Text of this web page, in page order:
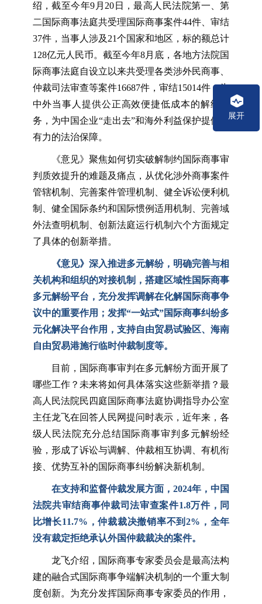
绍，截至今年9月20日，最高人民法院第一、第
二国际商事法庭共受理国际商事案件44件、审结
37件，当事人涉及21个国家和地区，标的额总计
128亿元人民币。截至今年8月底，各地方法院国
际商事法庭自设立以来共受理各类涉外民商事、
仲裁司法审查等案件16687件，审结15014件，为
中外当事人提供公正高效便捷低成本的解纷服
务，为中国企业“走出去”和海外利益保护提供强
有力的法治保障。
《意见》聚焦如何切实破解制约国际商事审
判质效提升的难题及痛点，从优化涉外商事案件
管辖机制、完善案件管理机制、健全诉讼便利机
制、健全国际条约和国际惯例适用机制、完善域
外法查明机制、创新法庭运行机制六个方面规定
了具体的创新举措。
《意见》深入推进多元解纷，明确完善与相
关机构和组织的对接机制，搭建区域性国际商事
多元解纷平台，充分发挥调解在化解国际商事争
议中的重要作用；发挥“一站式”国际商事纠纷多
元化解决平台作用，支持自由贸易试验区、海南
自由贸易港施行临时仲裁制度等。
目前，国际商事审判在多元解纷方面开展了
哪些工作？未来将如何具体落实这些新举措？最
高人民法院民四庭国际商事法庭协调指导办公室
主任龙飞在回答人民网提问时表示，近年来，各
级人民法院充分总结国际商事审判多元解纷经
验，形成了诉讼与调解、仲裁相互协调、有机衔
接、优势互补的国际商事纠纷解决新机制。
在支持和监督仲裁发展方面，2024年，中国
法院共审结商事仲裁司法审查案件1.8万件，同
比增长11.7%，仲裁裁决撤销率不到2%，全年
没有裁定拒绝承认外国仲裁裁决的案件。
龙飞介绍，国际商事专家委员会是最高法构
建的融合式国际商事争端解决机制的一个重大制
度创新。为充分发挥国际商事专家委员的作用，
展开